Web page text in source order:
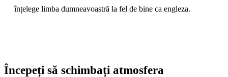
înțelege limba dumneavoastră la fel de bine ca engleza.
Începeți să schimbați atmosfera